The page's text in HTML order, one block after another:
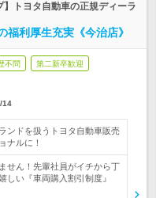
トヨタ自動車の正規ディーラ
利厚生充実《今治店》
不問 第二新卒歓迎
14
ンドを扱うトヨタ自動車販売
ナルに！
せん！先輩社員がイチから丁
い『車両購入割引制度』